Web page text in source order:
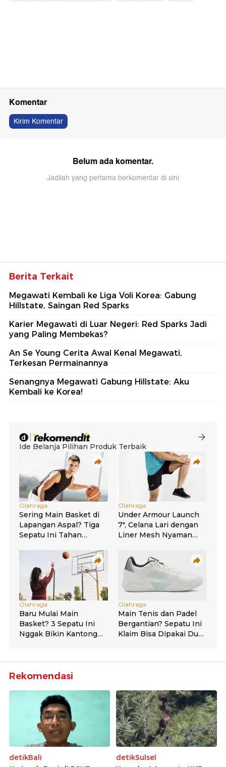
Komentar
Kirim Komentar
Belum ada komentar.
Jadilah yang pertama berkomentar di sini
Berita Terkait
Megawati Kembali ke Liga Voli Korea: Gabung
Hillstate, Saingan Red Sparks
Karier Megawati di Luar Negeri: Red Sparks Jadi
yang Paling Membekas?
An Se Young Cerita Awal Kenal Megawati,
Terkesan Permainannya
Senangnya Megawati Gabung Hillstate: Aku
Kembali ke Korea!
Rekomendasi
detikBali
detikSulsel